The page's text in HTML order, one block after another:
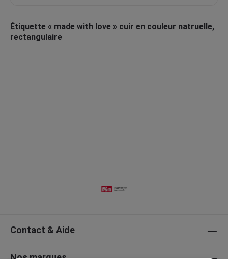
Étiquette « made with love » cuir en couleur natruelle,
rectangulaire
Contact & Aide